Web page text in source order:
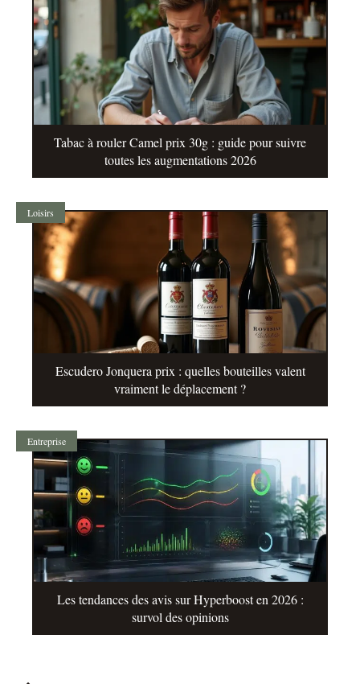
Tabac à rouler Camel prix 30g : guide pour suivre
toutes les augmentations 2026
Loisirs
Escudero Jonquera prix : quelles bouteilles valent
vraiment le déplacement ?
Entreprise
Les tendances des avis sur Hyperboost en 2026 :
survol des opinions